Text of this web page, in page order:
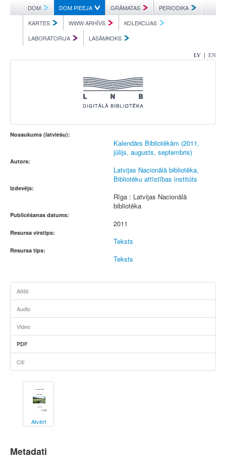
DOM DOM PIEEJA GRĀMATAS
PERIODIKA
KARTES
WWW ARHĪVS
KOLEKCIJAS
LABORATORIJA
LASĀMKOKS
LV | EN
Nosaukums (latviešu):
Kalendārs Bibliotēkām (2011,
jūlijs, augusts, septembris)
Autors:
Latvijas Nacionālā bibliotēka,
Bibliotēku attīstības institūts
Izdevējs:
Rīga : Latvijas Nacionālā
bibliotēka
Publicēšanas datums:
2011
Resursa virstips:
Teksts
Resursa tips:
Teksts
Attēli
Audio
Video
PDF
Citi
Atvērt
Metadati